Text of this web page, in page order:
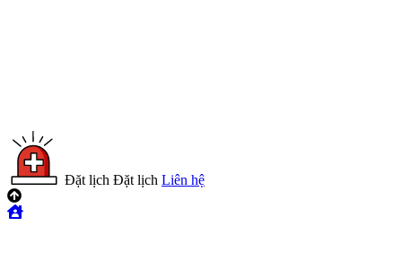
Đặt lịch Đặt lịch Liên hệ